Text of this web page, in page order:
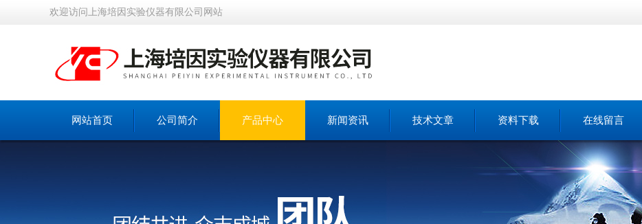
欢迎访问上海培因实验仪器有限公司网站
网站首页 公司简介 产品中心 新闻资讯 技术文章 资料下载 在线留言